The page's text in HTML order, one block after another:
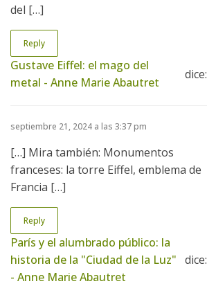
del […]
Reply
Gustave Eiffel: el mago del
metal - Anne Marie Abautret
dice:
septiembre 21, 2024 a las 3:37 pm
[…] Mira también: Monumentos
franceses: la torre Eiffel, emblema de
Francia […]
Reply
París y el alumbrado público: la
historia de la "Ciudad de la Luz"
- Anne Marie Abautret
dice: